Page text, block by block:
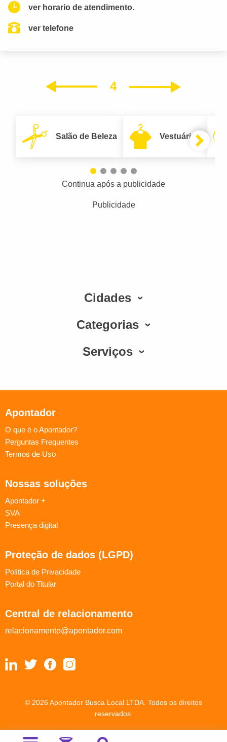
ver horario de atendimento.
ver telefone
4
Salão de Beleza Vestuário
Continua após a publicidade
Publicidade
Cidades
Categorias
Serviços
Apontador
O que é o Apontador?
Perguntas Frequentes
Termos de Uso
Nossas soluções
Apontador +
SVA
Presença digital
Proteção de dados (LGPD)
Política de Privacidade
Portal do Titular
Central de relacionamento
relacionamento@apontador.com
© 2026 Apontador Busca Local LTDA. Todos os direitos
reservados.